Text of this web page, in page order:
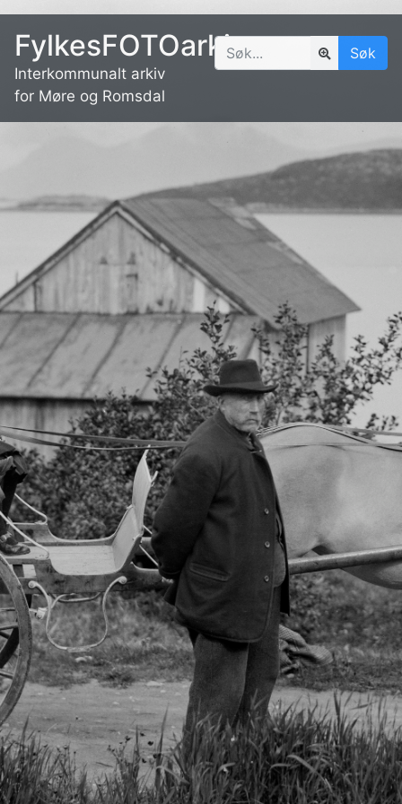
FylkesFOTOarkivet
Interkommunalt arkiv
for Møre og Romsdal
Søk